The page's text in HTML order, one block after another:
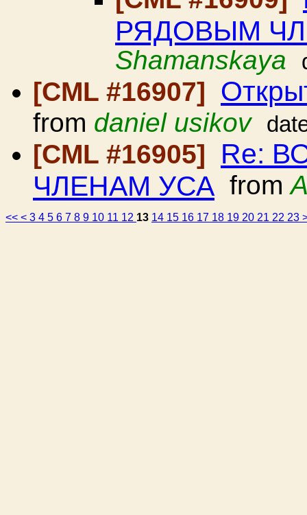
РЯДОВЫМ
Shamanskaya
[CML #16907]
from daniel usikov
[CML #16905] Re:
ЧЛЕНАМ УСА from
<< < 3 4 5 6 7 8 9 10 11 12 13 14 15 16 17 18 19 20 21 22 23